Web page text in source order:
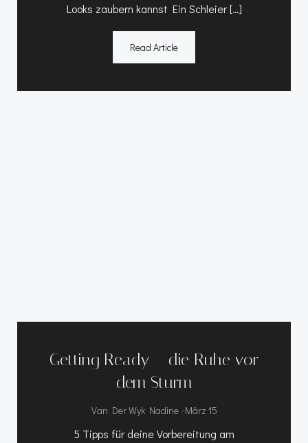
Looks zaubern kannst Ein Schleier […]
Read Article
Getting Ready – die Ruhe vor
dem Sturm
Van Der Wyk Nadine -März 15
5 Tipps für deine Vorbereitung am